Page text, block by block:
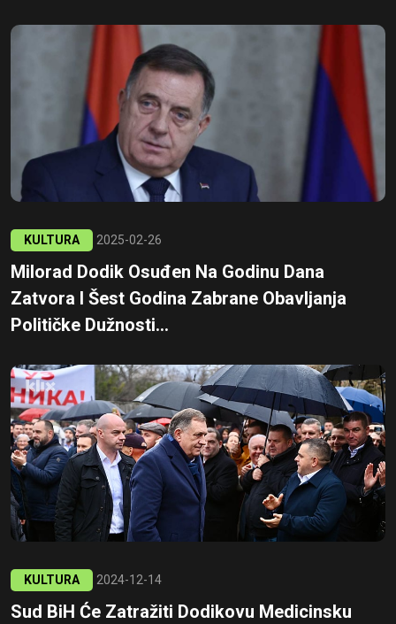
KULTURA 2025-02-26
Milorad Dodik Osuđen Na Godinu Dana
Zatvora I Šest Godina Zabrane Obavljanja
Političke Dužnosti...
KULTURA 2024-12-14
Sud BiH Će Zatražiti Dodikovu Medicinsku